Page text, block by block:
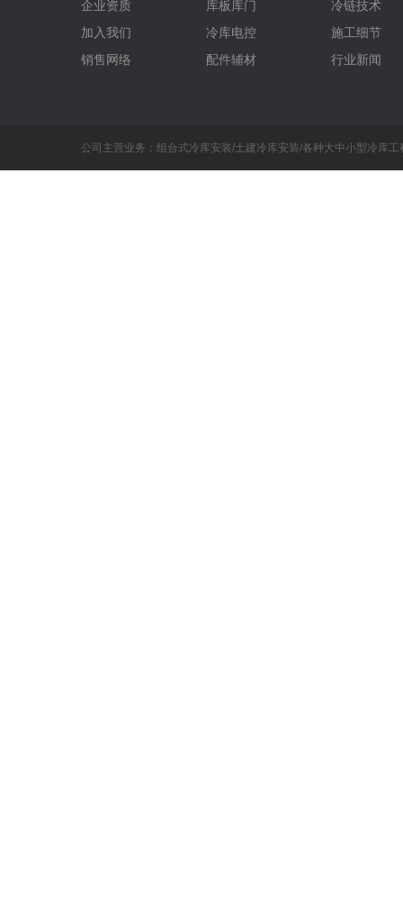
企业资质
加入我们
销售网络
库板库门
冷库电控
配件辅材
冷链技术
施工细节
行业新闻
公司主营业务：组合式冷库安装/土建冷库安装/各种大中小型冷库